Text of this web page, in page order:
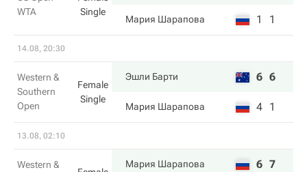
WTA
Single
Мария Шарапова 1 1
14.08, 20:30
Western &
Southern
Open
Female
Single
Эшли Барти 6 6
Мария Шарапова 4 1
13.08, 02:10
Western & Мария Шарапова 6 7